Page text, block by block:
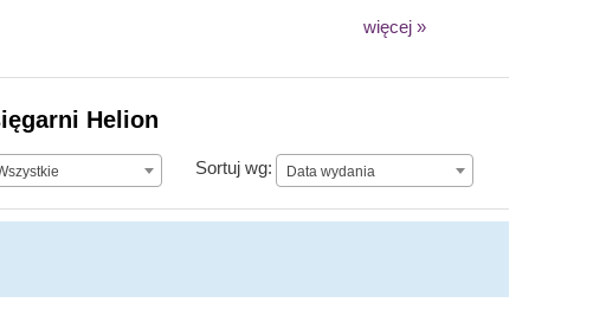
więcej »
Helion
Sortuj wg: Data wydania
Data wydania